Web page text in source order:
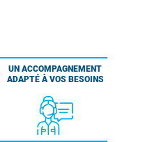
UN ACCOMPAGNEMENT
ADAPTÉ À VOS BESOINS